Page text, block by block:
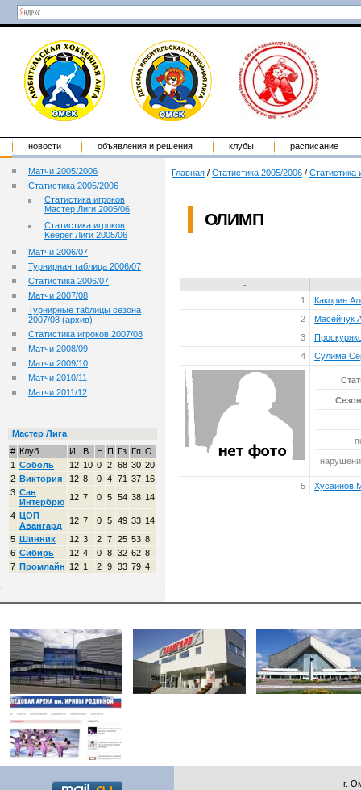
новости объявления и решения клубы расписание
Матчи 2005/2006
Статистика 2005/2006
Статистика игроков
Мастер Лиги 2005/06
Статистика игроков
Keeper Лиги 2005/06
Матчи 2006/07
Турнирная таблица 2006/07
Статистика 2006/07
Матчи 2007/08
Турнирные таблицы сезона
2007/08 (архив)
Статистика игроков 2007/08
Матчи 2008/09
Матчи 2009/10
Матчи 2010/11
Матчи 2011/12
Мастер Лига
# Клуб И В Н П Гз Гп О
1 Соболь 12 10 0 2 68 30 20
2 Виктория 12 8 0 4 71 37 16
3 Сан
Интербрю 12 7 0 5 54 38 14
4 ЦОП
Авангард
12 7 0 5 49 33 14
5 Шинник 12 3 2 7 25 53 8
6 Сибирь 12 4 0 8 32 62 8
7 Промлайн 12 1 2 9 33 79 4
Главная / Статистика 2005/2006 / Статистика
ОЛИМП
-
1
Какорин
2
Масейчук
3
4
Сулима
5 Хусаинов
г.